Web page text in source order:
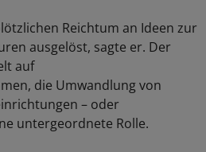
Reichtum an Ideen zur
ausgelöst, sagte er. Der
auf
die Umwandlung von
– oder
untergeordnete Rolle.